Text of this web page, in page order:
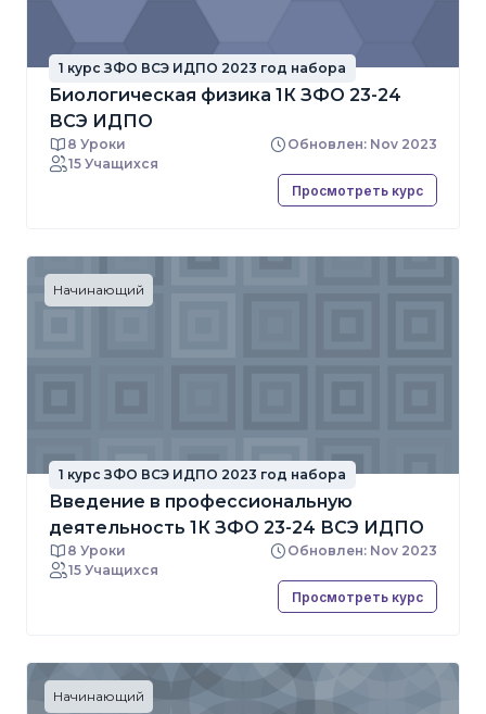
1 курс ЗФО ВСЭ ИДПО 2023 год набора
Биологическая физика 1К ЗФО 23-24
ВСЭ ИДПО
8 Уроки
Обновлен: Nov 2023
15 Учащихся
Просмотреть курс
Начинающий
1 курс ЗФО ВСЭ ИДПО 2023 год набора
Введение в профессиональную
деятельность 1К ЗФО 23-24 ВСЭ ИДПО
8 Уроки
Обновлен: Nov 2023
15 Учащихся
Просмотреть курс
Начинающий